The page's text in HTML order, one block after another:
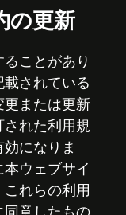
の更新
ことがあり
載されている
更または更新
された利用規
になりま
ウェブサイ
これらの利用